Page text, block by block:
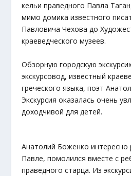
кельи праведного Павла
мимо домика известного
Павловича Чехова до
краеведческого музеев.
Обзорную городскую
экскурсовод, известный
греческого языка, поэт
Экскурсия оказалась очень
доходчивой для детей.
Анатолий Боженко интересно
Павле, помолился вместе с
праведного старца. Из